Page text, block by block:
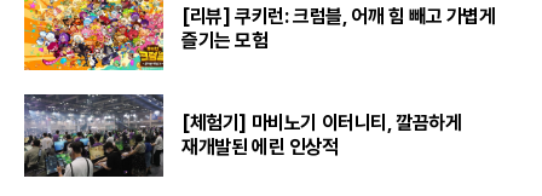
[리뷰] 쿠키런: 크럼블, 어깨 힘 빼고 가볍게
즐기는 모험
[체험기] 마비노기 이터니티, 깔끔하게
재개발된 에린 인상적